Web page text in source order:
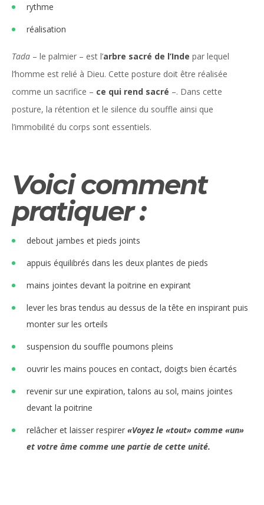
rythme
réalisation
Tada – le palmier – est l’arbre sacré de l’Inde par lequel
l’homme est relié à Dieu. Cette posture doit être réalisée
comme un sacrifice – ce qui rend sacré –. Dans cette
posture, la rétention et le silence du souffle ainsi que
l’immobilité du corps sont essentiels.
Voici comment
pratiquer :
debout jambes et pieds joints
appuis équilibrés dans les deux plantes de pieds
mains jointes devant la poitrine en expirant
lever les bras tendus au dessus de la tête en inspirant puis
monter sur les orteils
suspension du souffle poumons pleins
ouvrir les mains pouces en contact, doigts bien écartés
revenir sur une expiration, talons au sol, mains jointes
devant la poitrine
relâcher et laisser respirer «Voyez le «tout» comme «un»
et votre âme comme une partie de cette unité.